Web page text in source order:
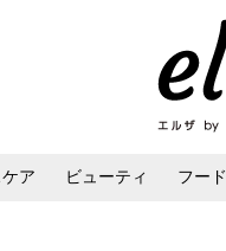
ア ビューティ フード